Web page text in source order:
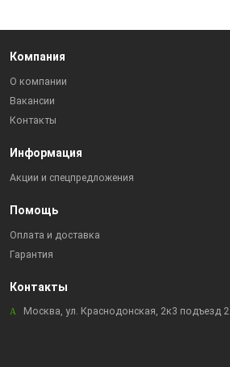
Компания
О компании
Вакансии
Контакты
Информация
Акции и спецпредложения
Помощь
Оплата и доставка
Гарантия
Контакты
Москва, ул. Краснодонская, 2к3 подъезд 2